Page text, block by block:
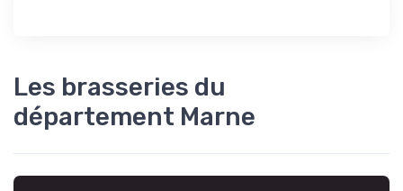
Les brasseries du
département Marne